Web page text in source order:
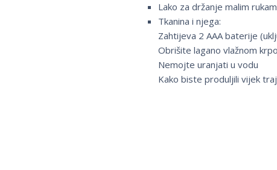
Lako za držanje malim
Tkanina i njega:
Zahtijeva 2 AAA baterije
Obrišite lagano vlažnom
Nemojte uranjati u vodu
Kako biste produljili vijek